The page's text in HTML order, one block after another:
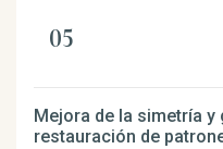
Mejora de la simetría
restauración de